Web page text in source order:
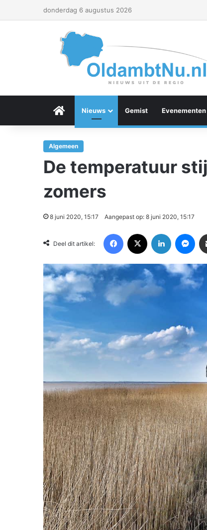
donderdag 6 augustus 2026
Menu Item
Nieuws Gemist Evenementen
Algemeen
De temperatuur
zomers
8 juni 2020, 15:17 Aangepast op: 8 juni 2020, 15:17
Deel dit artikel: